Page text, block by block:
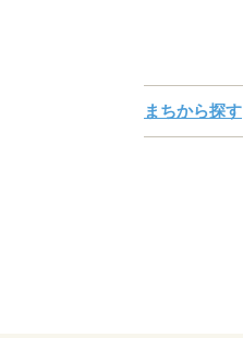
まちから探す